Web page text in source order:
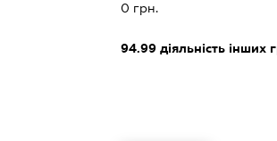
0 грн.
94.99 діяльність інших